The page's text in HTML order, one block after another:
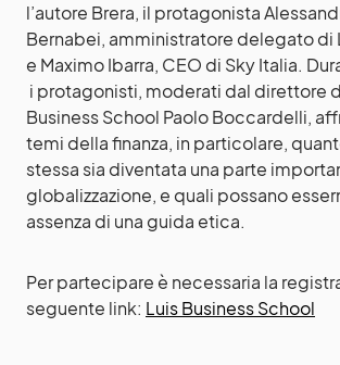
l’autore Brera, il protagonista
Bernabei, amministratore delegato di
e Maximo Ibarra, CEO di Sky Italia.
i protagonisti, moderati dal direttore
Business School Paolo Boccardelli,
temi della finanza, in particolare,
stessa sia diventata una parte
globalizzazione, e quali possano
assenza di una guida etica.
Per partecipare è necessaria la
seguente link: Luis Business School